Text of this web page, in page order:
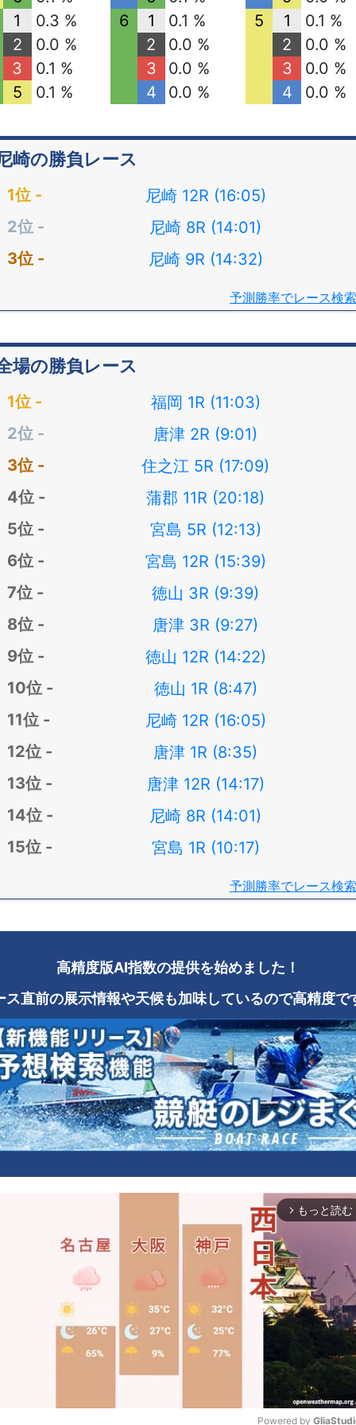
1
0.3 %
2
0.0 %
3
0.1 %
5
0.1 %
6
1
0.1 %
2
0.0 %
3
0.0 %
4
0.0 %
5
1
0.1 %
2
0.0 %
3
0.0 %
4
0.0 %
崎の勝負レース
尼崎 12R (16:05)
尼崎 8R (14:01)
尼崎 9R (14:32)
予測勝率でレース検索
場の勝負レース
福岡 1R (11:03)
唐津 2R (9:01)
住之江 5R (17:09)
蒲郡 11R (20:18)
宮島 5R (12:13)
宮島 12R (15:39)
徳山 3R (9:39)
唐津 3R (9:27)
徳山 12R (14:22)
徳山 1R (8:47)
尼崎 12R (16:05)
唐津 1R (8:35)
唐津 12R (14:17)
尼崎 8R (14:01)
宮島 1R (10:17)
予測勝率でレース検索
高精度版AI指数の提供を始めました！
ス直前の展示情報や天候も加味しているので高精度で
arrow_forward_ios もっと読む
Powered by